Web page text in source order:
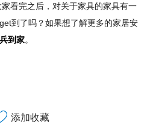
看完之后，对关于家具的家具有一
到了吗？如果想了解更多的家居安
到家。
添加收藏